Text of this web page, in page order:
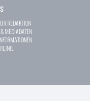
REDAKTION
MEDIADATEN